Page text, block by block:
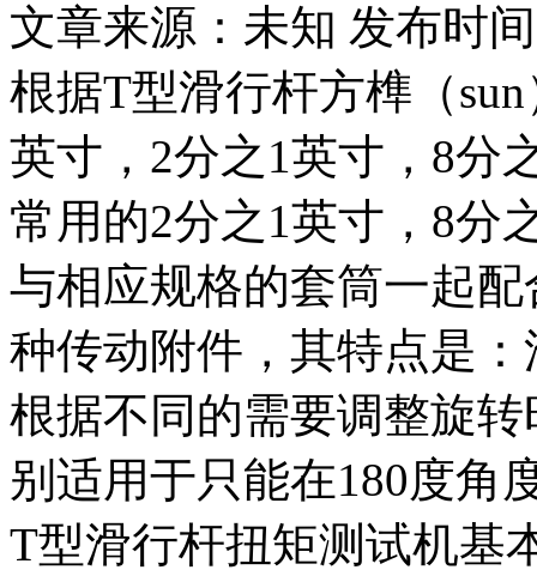
文章来源：未知 发布时
根据T型滑行杆方榫（
英寸，2分之1英寸，8分
常用的2分之1英寸，8分
与相应规格的套筒一起
种传动附件，其特点是
根据不同的需要调整旋
别适用于只能在180度角
T型滑行杆扭矩测试机基